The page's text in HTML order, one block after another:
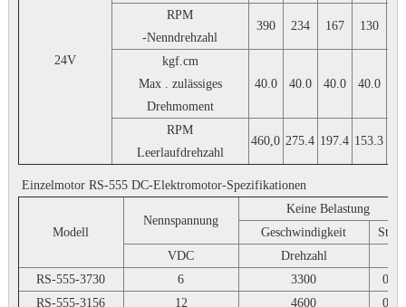
24V
RPM
-Nenndrehzahl
390 234 167 130
kgf.cm
Max . zulässiges
Drehmoment
40.0 40.0 40.0 40.0
RPM
Leerlaufdrehzahl
460,0 275.4 197.4 153.3
Einzelmotor RS-555 DC-Elektromotor-Spezifikationen
Modell
Nennspannung
Keine Belastung
Geschwindigkeit
VDC
Drehzahl
RS-555-3730
6 3300
0,25
RS-555-3156
12 4600 0,23